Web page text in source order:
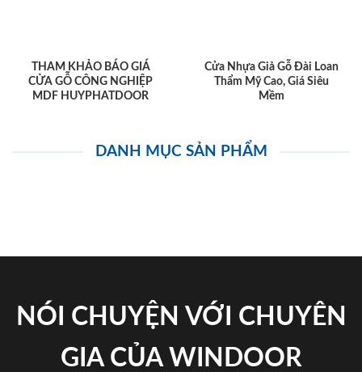
THAM KHẢO BÁO GIÁ
CỬA GỖ CÔNG NGHIỆP
MDF HUYPHATDOOR
Cửa Nhựa Giả Gỗ Đài Loan
Thẩm Mỹ Cao, Giá Siêu
Mềm
DANH MỤC SẢN PHẨM
NÓI CHUYỆN VỚI CHUYÊN
GIA CỦA WINDOOR